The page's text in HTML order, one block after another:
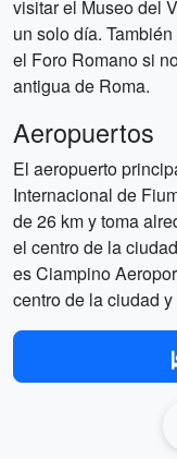
visitar el Museo del
un solo día.
el Foro Romano si
antigua de Roma.
Aeropuertos
El aeropuerto
Internacional de
de 26 km y toma
el centro de la
es Ciampino
centro de la ciudad